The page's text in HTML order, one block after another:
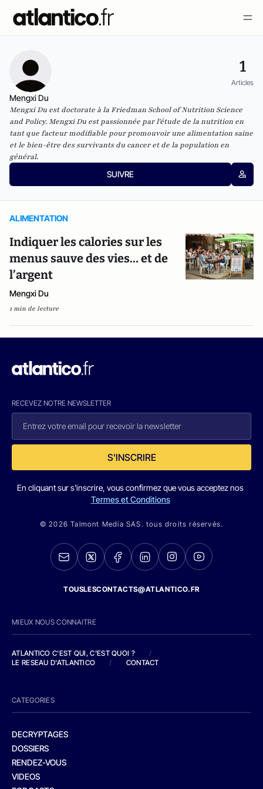
1
Articles
Mengxi Du
Mengxi Du est doctorate à la Friedman School of Nutrition Science
and Policy. Mengxi Du est passionnée par l'étude de la nutrition en
tant que facteur modifiable pour promouvoir une alimentation saine
et le bien-être des survivants du cancer et de la population en
général.
SUIVRE
ALIMENTATION
Indiquer les calories sur les
menus sauve des vies… et de
l’argent
Mengxi Du
1 min de lecture
RECEVEZ NOTRE NEWSLETTER
S'INSCRIRE
En cliquant sur s'inscrire, vous confirmez que vous acceptez nos
Termes et Conditions
© 2026 Talmont Media SAS. tous droits réservés.
TOUSLESCONTACTS@ATLANTICO.FR
MIEUX NOUS CONNAITRE
ATLANTICO C'EST QUI, C'EST QUOI ?
/
LE RESEAU D'ATLANTICO
/ CONTACT
CATEGORIES
DECRYPTAGES
DOSSIERS
RENDEZ-VOUS
VIDEOS